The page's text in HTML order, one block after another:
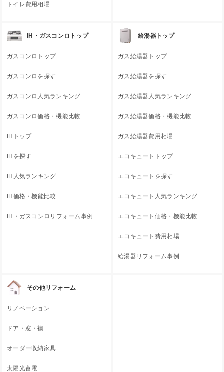
トイレ費用相場
IH・ガスコンロトップ
ガスコンロトップ
ガスコンロを探す
ガスコンロ人気ランキング
ガスコンロ価格・機能比較
IHトップ
IHを探す
IH人気ランキング
IH価格・機能比較
IH・ガスコンロリフォーム事例
給湯器トップ
ガス給湯器トップ
ガス給湯器を探す
ガス給湯器人気ランキング
ガス給湯器価格・機能比較
ガス給湯器費用相場
エコキュートトップ
エコキュートを探す
エコキュート人気ランキング
エコキュート価格・機能比較
エコキュート費用相場
給湯器リフォーム事例
その他リフォーム
リノベーション
ドア・窓・襖
オーダー収納家具
太陽光蓄電